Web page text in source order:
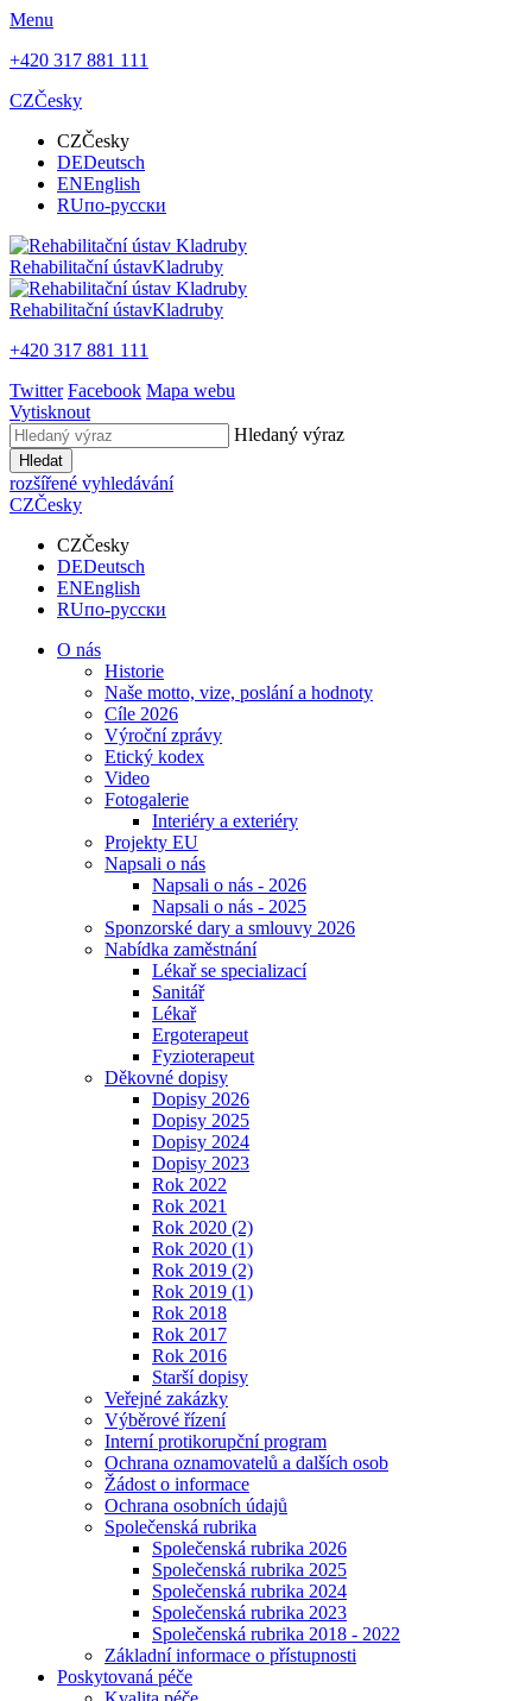
Menu
+420 317 881 111
CZČesky
CZČesky
DEDeutsch
ENEnglish
RUпо-русски
Rehabilitační ústavKladruby
Rehabilitační ústavKladruby
+420 317 881 111
Twitter Facebook Mapa webu
Vytisknout
Hledaný výraz
Hledat
rozšířené vyhledávání
CZČesky
CZČesky
DEDeutsch
ENEnglish
RUпо-русски
O nás
Historie
Naše motto, vize, poslání a hodnoty
Cíle 2026
Výroční zprávy
Etický kodex
Video
Fotogalerie
Interiéry a exteriéry
Projekty EU
Napsali o nás
Napsali o nás - 2026
Napsali o nás - 2025
Sponzorské dary a smlouvy 2026
Nabídka zaměstnání
Lékař se specializací
Sanitář
Lékař
Ergoterapeut
Fyzioterapeut
Děkovné dopisy
Dopisy 2026
Dopisy 2025
Dopisy 2024
Dopisy 2023
Rok 2022
Rok 2021
Rok 2020 (2)
Rok 2020 (1)
Rok 2019 (2)
Rok 2019 (1)
Rok 2018
Rok 2017
Rok 2016
Starší dopisy
Veřejné zakázky
Výběrové řízení
Interní protikorupční program
Ochrana oznamovatelů a dalších osob
Žádost o informace
Ochrana osobních údajů
Společenská rubrika
Společenská rubrika 2026
Společenská rubrika 2025
Společenská rubrika 2024
Společenská rubrika 2023
Společenská rubrika 2018 - 2022
Základní informace o přístupnosti
Poskytovaná péče